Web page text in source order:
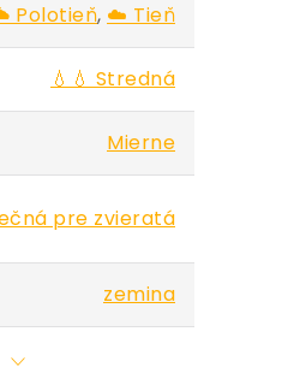
Polotieň, ☁️ Tieň
💧💧 Stredná
Mierne
pre zvieratá
zemina